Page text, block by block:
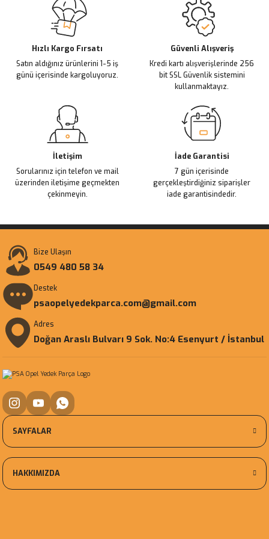
Ürün açıklamasında eksik bilgiler bulunuyor.
Ürün bilgilerinde hatalar bulunuyor.
Ürün fiyatı diğer sitelerden daha pahalı.
Bu ürüne benzer farklı alternatifler olmalı.
Hızlı Kargo Fırsatı
Satın aldığınız ürünlerini 1-5 iş
günü içerisinde kargoluyoruz.
Güvenli Alışveriş
Kredi kartı alışverişlerinde 256
bit SSL Güvenlik sistemini
kullanmaktayız.
İletişim
Sorularınız için telefon ve mail
üzerinden iletişime geçmekten
çekinmeyin.
İade Garantisi
7 gün içerisinde
gerçekleştirdiğiniz siparişler
iade garantisindedir.
Bize Ulaşın
0549 480 58 34
Destek
psaopelyedekparca.com@gmail.com
Adres
Doğan Araslı Bulvarı 9 Sok. No:4 Esenyurt / İstanbul
SAYFALAR
HAKKIMIZDA